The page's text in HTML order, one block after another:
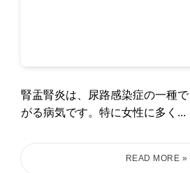
腎盂腎炎は、尿路感染症の一種
がる病気です。特に女性に多く...